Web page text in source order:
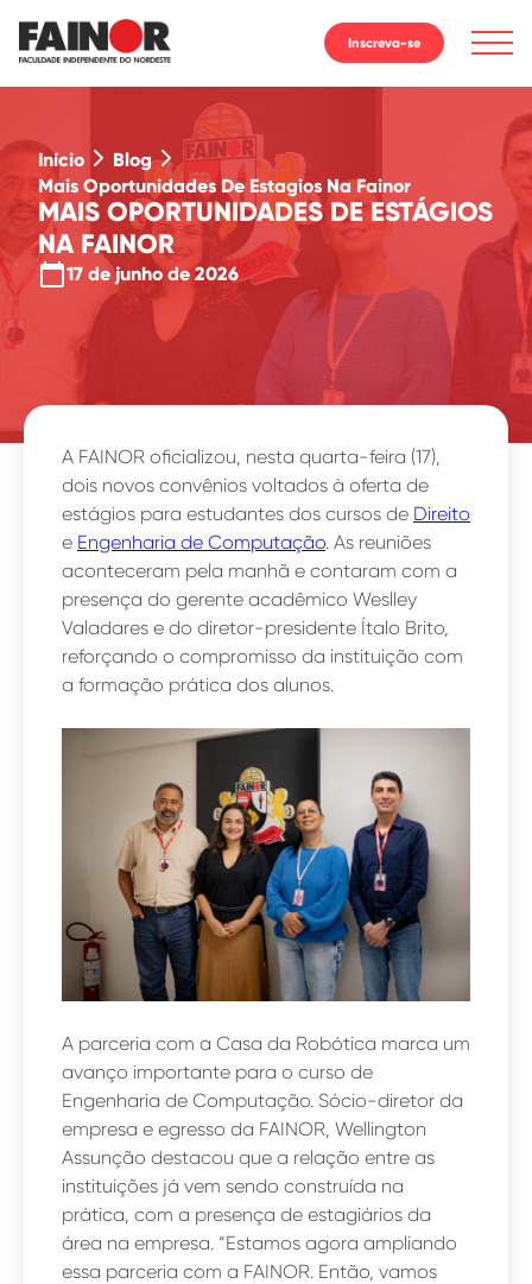
Inscreva-se
Início
Blog
Mais Oportunidades De Estagios Na Fainor
MAIS OPORTUNIDADES DE ESTÁGIOS
NA FAINOR
calendar_today17 de junho de 2026
A FAINOR oficializou, nesta quarta-feira (17),
dois novos convênios voltados à oferta de
estágios para estudantes dos cursos de Direito
e Engenharia de Computação. As reuniões
aconteceram pela manhã e contaram com a
presença do gerente acadêmico Weslley
Valadares e do diretor-presidente Ítalo Brito,
reforçando o compromisso da instituição com
a formação prática dos alunos.
A parceria com a Casa da Robótica marca um
avanço importante para o curso de
Engenharia de Computação. Sócio-diretor da
empresa e egresso da FAINOR, Wellington
Assunção destacou que a relação entre as
instituições já vem sendo construída na
prática, com a presença de estagiários da
área na empresa. “Estamos agora ampliando
essa parceria com a FAINOR. Então, vamos